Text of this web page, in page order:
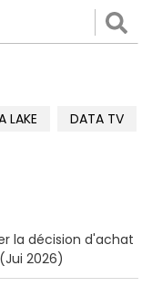
LAKE DATA TV
la décision d'achat
2026)